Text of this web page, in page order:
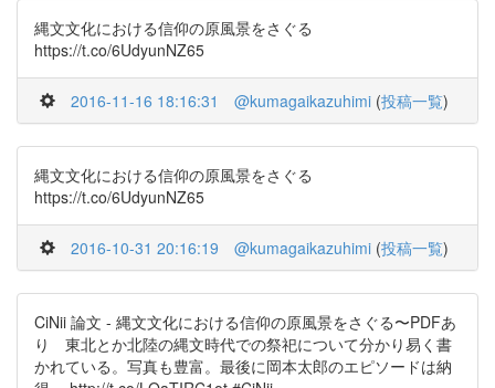
縄文文化における信仰の原風景をさぐる
https://t.co/6UdyunNZ65
2016-11-16 18:16:31 @kumagaikazuhimi (投稿一覧)
縄文文化における信仰の原風景をさぐる
https://t.co/6UdyunNZ65
2016-10-31 20:16:19 @kumagaikazuhimi (投稿一覧)
CiNii 論文 - 縄文文化における信仰の原風景をさぐる〜PDFあ
り 東北とか北陸の縄文時代での祭祀について分かり易く書
かれている。写真も豊富。最後に岡本太郎のエピソードは納